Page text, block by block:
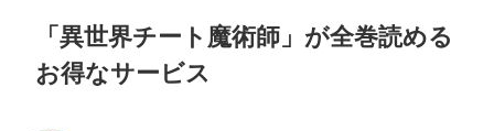
「異世界チート魔術師」が全巻読める
お得なサービス